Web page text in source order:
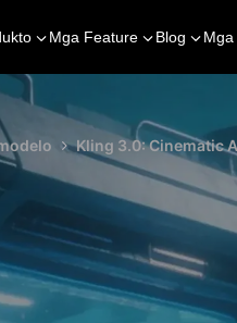
Mga Feature Blog Mga
Kling 3.0: Cinematic